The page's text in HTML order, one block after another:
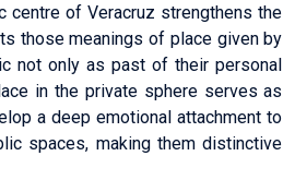
centre of Veracruz strengthens the
those meanings of place given by
not only as past of their personal
in the private sphere serves as
a deep emotional attachment to
spaces, making them distinctive